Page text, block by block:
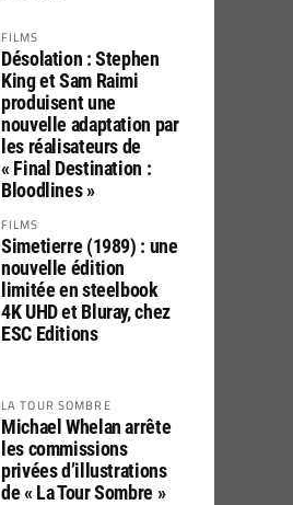
FILMS
Désolation : Stephen
King et Sam Raimi
produisent une
nouvelle adaptation par
les réalisateurs de
« Final Destination :
Bloodlines »
FILMS
Simetierre (1989) : une
nouvelle édition
limitée en steelbook
4K UHD et Bluray, chez
ESC Editions
LA TOUR SOMBRE
Michael Whelan arrête
les commissions
privées d’illustrations
de « La Tour Sombre »